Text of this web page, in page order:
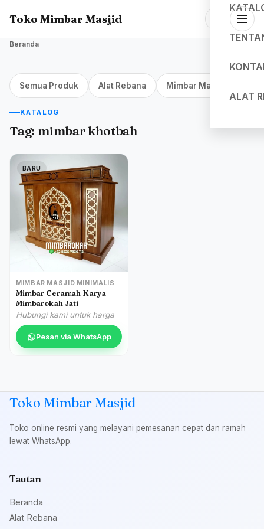
Toko Mimbar Masjid
ALAT
Beranda
Semua Produk Alat Rebana Mimbar Masjid Jakarta
KATALOG
Tag: mimbar khotbah
BARU
MIMBAR MASJID MINIMALIS
Mimbar Ceramah Karya
Mimbarokah Jati
Hubungi kami untuk harga
Pesan via WhatsApp
Toko Mimbar Masjid
Toko online resmi yang melayani pemesanan cepat dan ramah
lewat WhatsApp.
Tautan
Beranda
Alat Rebana